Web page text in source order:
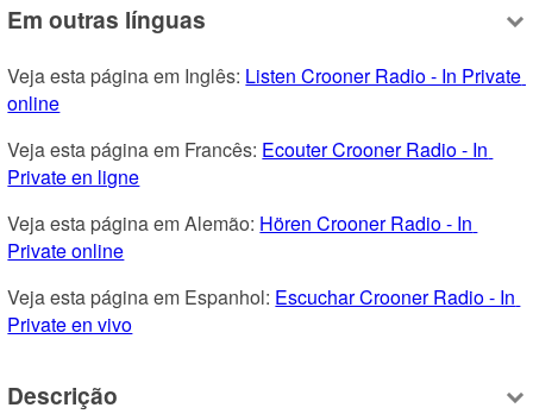
Em outras línguas
Veja esta página em Inglês: Listen Crooner Radio - In Private
online
Veja esta página em Francês: Ecouter Crooner Radio - In
Private en ligne
Veja esta página em Alemão: Hören Crooner Radio - In
Private online
Veja esta página em Espanhol: Escuchar Crooner Radio - In
Private en vivo
Descrição